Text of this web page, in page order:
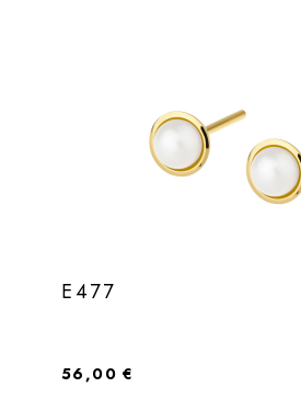
E477
Regulärer Preis:
56,00 €